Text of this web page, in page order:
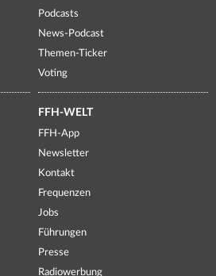
Podcasts
News-Podcast
Themen-Ticker
Voting
FFH-WELT
FFH-App
Newsletter
Kontakt
Frequenzen
Jobs
Führungen
Presse
Radiowerbung